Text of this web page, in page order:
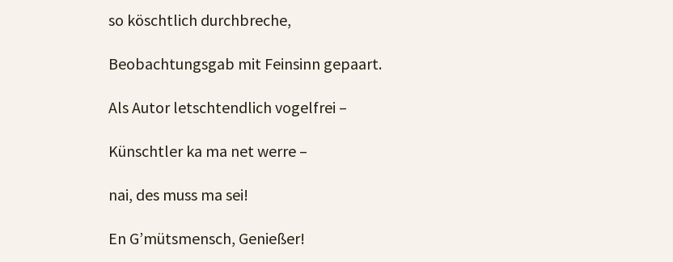
so köschtlich durchbreche,
Beobachtungsgab mit Feinsinn gepaart.
Als Autor letschtendlich vogelfrei –
Künschtler ka ma net werre –
nai, des muss ma sei!
En G’mütsmensch, Genießer!